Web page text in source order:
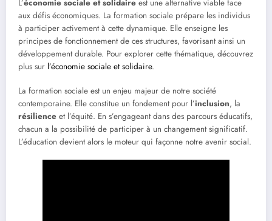
L’économie sociale et solidaire est une alternative viable face
aux défis économiques. La formation sociale prépare les individus
à participer activement à cette dynamique. Elle enseigne les
principes de fonctionnement de ces structures, favorisant ainsi un
développement durable. Pour explorer cette thématique, découvrez
plus sur l’économie sociale et solidaire.
La formation sociale est un enjeu majeur de notre société
contemporaine. Elle constitue un fondement pour l’inclusion, la
résilience et l’équité. En s’engageant dans des parcours éducatifs,
chacun a la possibilité de participer à un changement significatif.
L’éducation devient alors le moteur qui façonne notre avenir social.